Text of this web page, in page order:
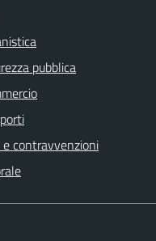
pubblica
e contravvenzioni